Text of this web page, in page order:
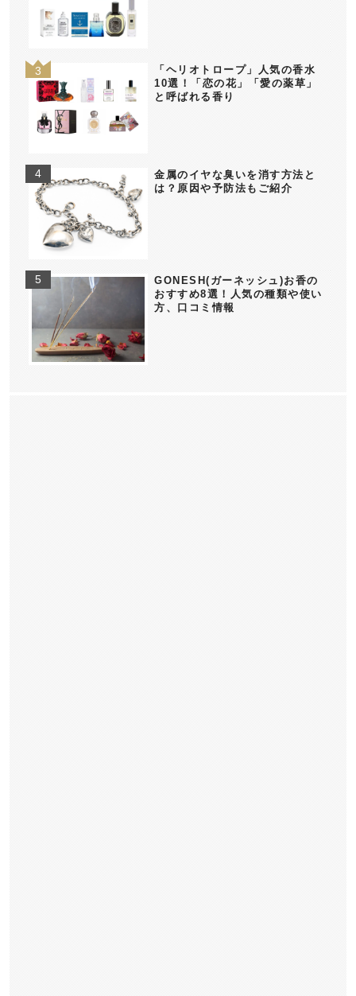
「ヘリオトロープ」人気の香水
10選！「恋の花」「愛の薬草」
と呼ばれる香り
金属のイヤな臭いを消す方法と
は？原因や予防法もご紹介
GONESH(ガーネッシュ)お香の
おすすめ8選！人気の種類や使い
方、口コミ情報